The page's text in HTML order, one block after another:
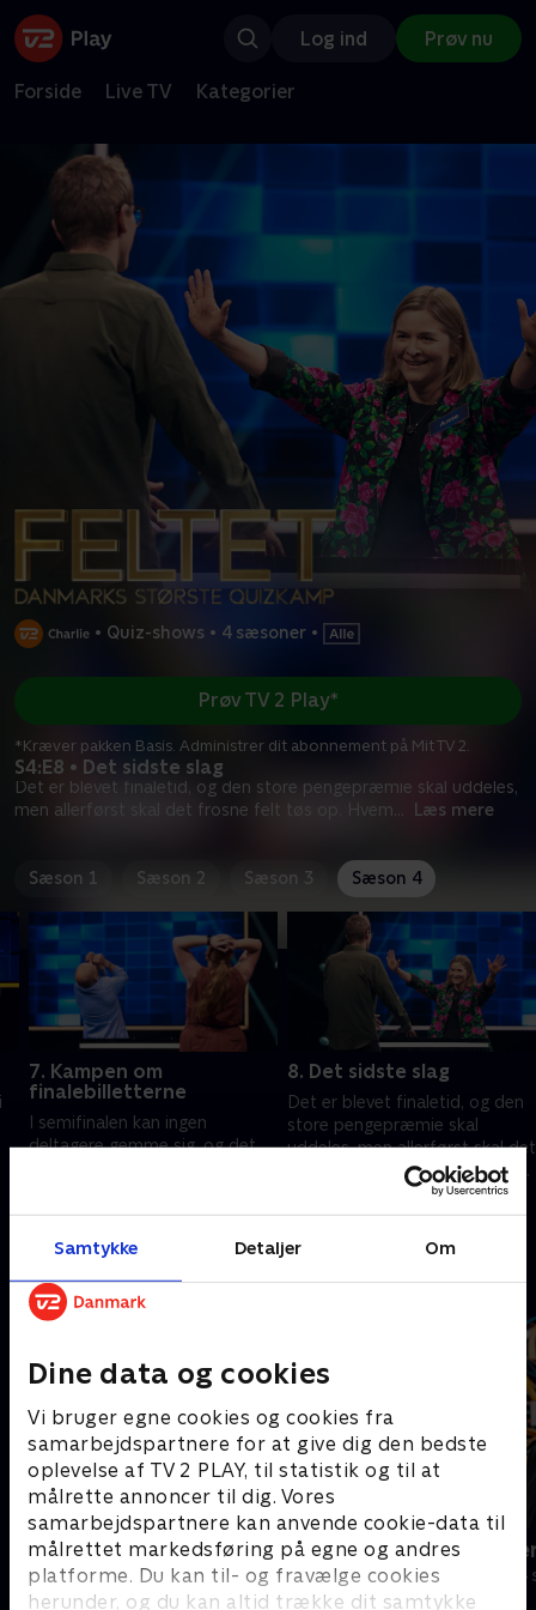
Samtykke Detaljer Om
Dine data og cookies
Vi bruger egne cookies og cookies fra
samarbejdspartnere for at give dig den bedste
oplevelse af TV 2 PLAY, til statistik og til at
målrette annoncer til dig. Vores
samarbejdspartnere kan anvende cookie-data til
målrettet markedsføring på egne og andres
platforme. Du kan til- og fravælge cookies
herunder, og du kan altid trække dit samtykke
Log ind Prøv nu
Forside Live TV Kategorier
• Quiz-shows • 4 sæsoner •
S4:E8 • Det sidste slag
Det er blevet finaletid, og den store pengepræmie skal uddeles,
men allerførst skal det frosne felt tøs op. Hvem
Læs mere
Prøv TV 2 Play*
*Kræver pakken Basis. Administrer dit abonnement på Mit TV 2.
Sæson 1 Sæson 2 Sæson 3 Sæson 4
7. Kampen om
finalebilletterne
I semifinalen kan ingen
deltagere gemme sig, og det
finalister findes.
8. Det sidste slag
Det er blevet finaletid, og den
store pengepræmie skal
uddeles, men allerførst skal det
frosne felt tøs op. Hvem står
tilbage til sidst som vinder af
'Feltet'?
Andre så også
Ordet er mit
Quiz-shows • 5 sæsoner
Hvem vil
Quiz-shows • 4